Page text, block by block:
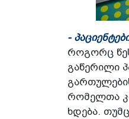
-
როგორც
გაწერილი
რომელთა
ხდება.